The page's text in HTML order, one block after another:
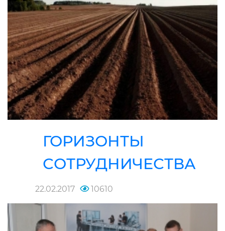
ГОРИЗОНТЫ
СОТРУДНИЧЕСТВА
22.02.2017 10610